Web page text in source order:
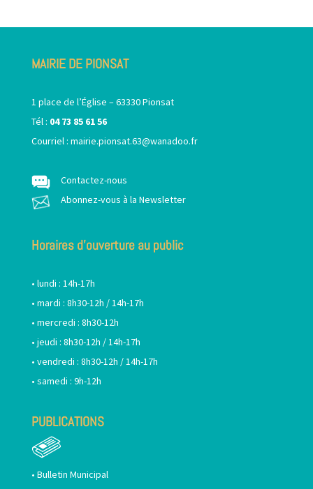
MAIRIE DE PIONSAT
1 place de l’Église – 63330 Pionsat
Tél : 04 73 85 61 56
Courriel : mairie.pionsat.63@wanadoo.fr
Contactez-nous
Abonnez-vous à la Newsletter
Horaires d’ouverture au public
• lundi : 14h-17h
• mardi : 8h30-12h / 14h-17h
• mercredi : 8h30-12h
• jeudi : 8h30-12h / 14h-17h
• vendredi : 8h30-12h / 14h-17h
• samedi : 9h-12h
PUBLICATIONS
• Bulletin Municipal